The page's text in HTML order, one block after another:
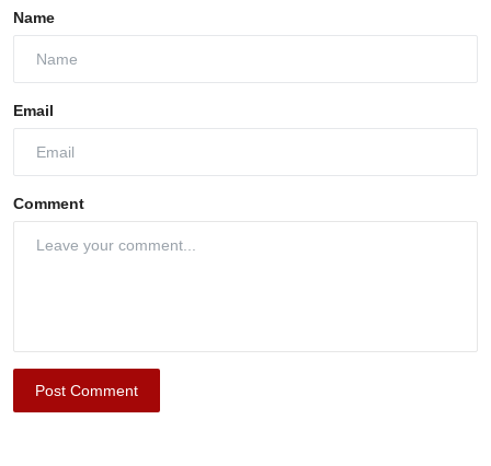
Name
Email
Comment
Post Comment